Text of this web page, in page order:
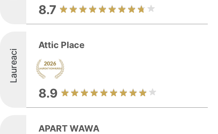
8.7
Laureaci
Attic Place
8.9
APART WAWA